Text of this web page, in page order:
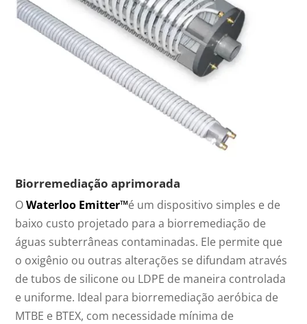
Biorremediação aprimorada
OWaterloo Emitter™é um dispositivo simples e de
baixo custo projetado para a biorremediação de
águas subterrâneas contaminadas. Ele permite que
o oxigênio ou outras alterações se difundam através
de tubos de silicone ou LDPE de maneira controlada
e uniforme. Ideal para biorremediação aeróbica de
MTBE e BTEX, com necessidade mínima de